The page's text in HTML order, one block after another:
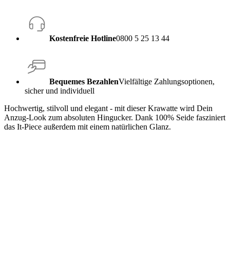
Kostenfreie Hotline0800 5 25 13 44
Bequemes BezahlenVielfältige Zahlungsoptionen,
sicher und individuell
Hochwertig, stilvoll und elegant - mit dieser Krawatte wird Dein
Anzug-Look zum absoluten Hingucker. Dank 100% Seide fasziniert
das It-Piece außerdem mit einem natürlichen Glanz.